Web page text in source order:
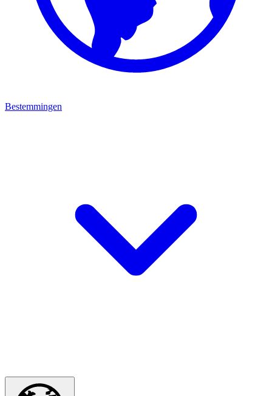
Bestemmingen